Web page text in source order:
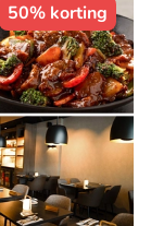
50% korting